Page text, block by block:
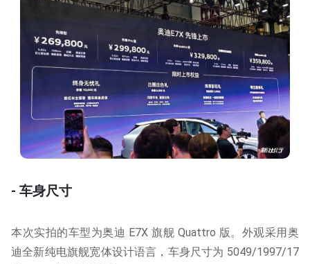
- 车身尺寸
本次实拍的车型为奥迪 E7X 旗舰 Quattro 版。外观采用奥
迪全新纯电旗舰宽体设计语言，车身尺寸为 5049/1997/17